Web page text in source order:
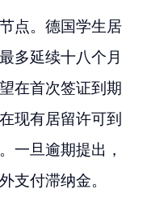
点。德国学生居
多延续十八个月
在首次签证到期
现有居留许可到
一旦逾期提出，
支付滞纳金。